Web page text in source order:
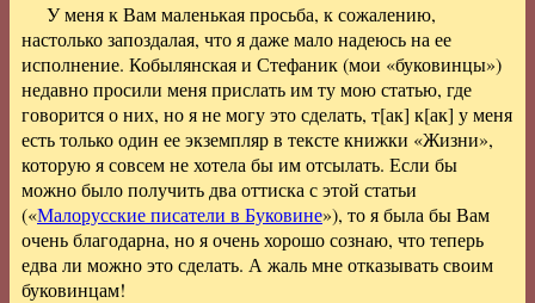
У меня к Вам маленькая просьба, к сожалению,
настолько запоздалая, что я даже мало надеюсь на ее
исполнение. Кобылянская и Стефаник (мои «буковинцы»)
недавно просили меня прислать им ту мою статью, где
говорится о них, но я не могу это сделать, т[ак] к[ак] у меня
есть только один ее экземпляр в тексте книжки «Жизни»,
которую я совсем не хотела бы им отсылать. Если бы
можно было получить два оттиска с этой статьи
(«Малорусские писатели в Буковине»), то я была бы Вам
очень благодарна, но я очень хорошо сознаю, что теперь
едва ли можно это сделать. А жаль мне отказывать своим
буковинцам!